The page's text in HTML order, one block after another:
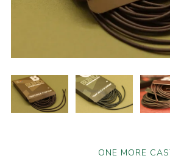
ONE MORE